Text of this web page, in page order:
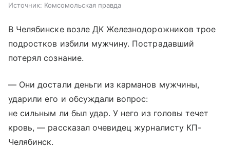
Источник: Комсомольская правда
В Челябинске возле ДК Железнодорожников трое
подростков избили мужчину. Пострадавший
потерял сознание.
— Они достали деньги из карманов мужчины,
ударили его и обсуждали вопрос:
не сильным ли был удар. У него из головы течет
кровь, — рассказал очевидец журналисту КП-
Челябинск.